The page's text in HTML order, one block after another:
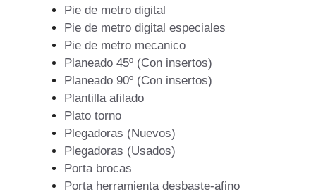
Pie de metro digital
Pie de metro digital especiales
Pie de metro mecanico
Planeado 45º (Con insertos)
Planeado 90º (Con insertos)
Plantilla afilado
Plato torno
Plegadoras (Nuevos)
Plegadoras (Usados)
Porta brocas
Porta herramienta desbaste-afino